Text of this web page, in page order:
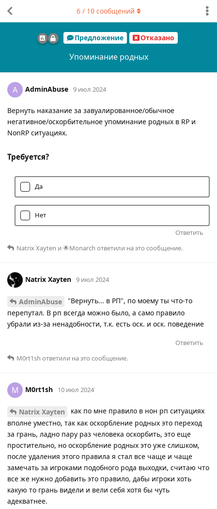
Предложение Отказано
Упоминание родных
6/ 10сообщений
A AdminAbuse 9 июл 2024
Вернуть наказание за завуалированное/обычное
негативное/оскорбительное упоминание родных в RP и
NonRP ситуациях.
Требуется?
Да
Нет
Ответить
Natrix Xayten и🌟Monarch ответили на это сообщение.
Natrix Xayten 9 июл 2024
AdminAbuse
"Вернуть... в РП", по моему ты что-то
перепутал. В рп всегда можно было, а само правило
убрали из-за ненадобности, т.к. есть оск. и оск. поведение
Ответить
M0rt1sh ответили на это сообщение.
M M0rt1sh 10 июл 2024
Natrix Xayten
как по мне правило в нон рп ситуациях
вполне уместно, так как оскорбление родных это переход
за грань, ладно пару раз человека оскорбить, это еще
простительно, но оскорбление родных это уже слишком,
после удаления этого правила я стал все чаще и чаще
замечать за игроками подобного рода выходки, считаю что
все же нужно добавить это правило, дабы игроки хоть
какую то грань видели и вели себя хотя бы чуть
адекватнее.